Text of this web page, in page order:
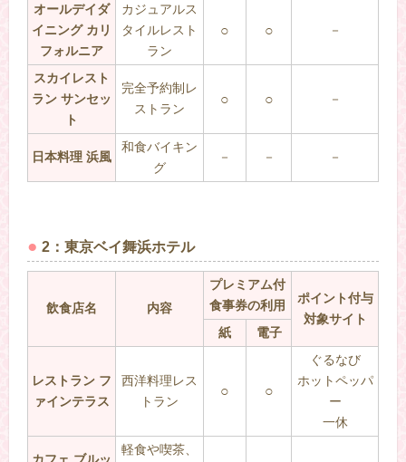
オールデイダ
イニング カリ
フォルニア
カジュアルス
タイルレスト
ラン
○ ○ －
スカイレスト
ラン サンセッ
ト
完全予約制レ
ストラン
○ ○ －
日本料理 浜風
和食バイキン
グ
－ － －
2：東京ベイ舞浜ホテル
飲食店名 内容
プレミアム付
食事券の利用
ポイント付与
対象サイト
紙
電子
レストラン フ
ァインテラス
西洋料理レス
トラン
○ ○
ぐるなび
ホットペッパ
ー
一休
カフェ ブルッ
軽食や喫茶、